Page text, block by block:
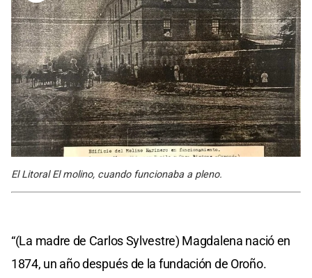
El Litoral El molino, cuando funcionaba a pleno.
“(La madre de Carlos Sylvestre) Magdalena nació en
1874, un año después de la fundación de Oroño.